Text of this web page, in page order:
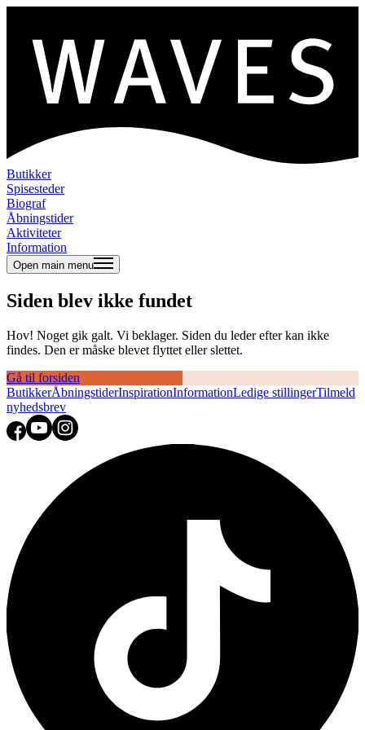
Butikker
Spisesteder
Biograf
Åbningstider
Aktiviteter
Information
Open main menu
Siden blev ikke fundet
Hov! Noget gik galt. Vi beklager. Siden du leder efter kan ikke
findes. Den er måske blevet flyttet eller slettet.
Gå til forsiden
ButikkerÅbningstiderInspirationInformationLedige stillingerTilmeld
nyhedsbrev